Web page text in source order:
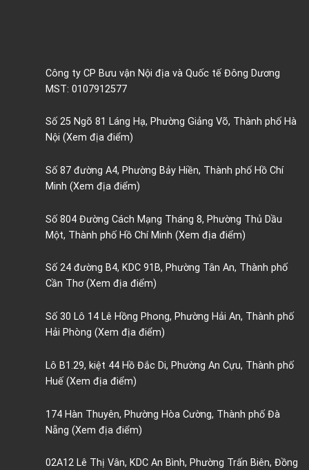
Công ty CP Bưu vận Nội địa và Quốc tế Đông Dương
MST: 0107912577
Số 25 Ngõ 81 Láng Hạ, Phường Giảng Võ, Thành phố Hà
Nội (Xem địa điểm)
Số 87 đường A4, Phường Bảy Hiền, Thành phố Hồ Chí
Minh (Xem địa điểm)
Số 804 Đường Cách Mạng Tháng 8, Phường Thủ Dầu
Một, Thành phố Hồ Chí Minh (Xem địa điểm)
Số 24 đường B4, KDC 91B, Phường Tân An, Thành phố
Cần Thơ(Xem địa điểm)
Số 30 Lô 14 Lê Hồng Phong, Phường Hải An, Thành phố
Hải Phòng (Xem địa điểm)
Lô B1.29, kiệt 44 Hồ Đắc Di, Phường An Cựu, Thành phố
Huế (Xem địa điểm)
174 Hàn Thuyên, Phường Hòa Cường, Thành phố Đà
Nẵng (Xem địa điểm)
02A12 Lê Thị Vân, KDC An Bình, Phường Trấn Biên, Đồng